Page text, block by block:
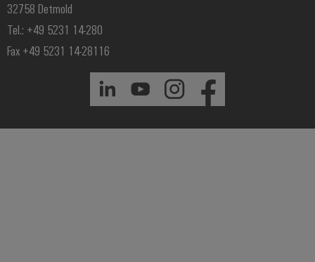
32758 Detmold
Tel.: +49 5231 14-280
Fax +49 5231 14-28116